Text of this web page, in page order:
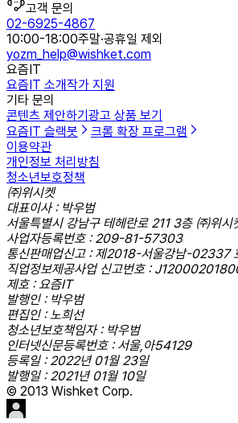
고객 문의
02-6925-4867
10:00-18:00주말·공휴일 제외
yozm_help@wishket.com
요즘IT
요즘IT 소개작가 지원
기타 문의
콘텐츠 제안하기 광고 상품 보기
요즘IT 슬랙봇
크롬 확장 프로그램
이용약관
개인정보 처리방침
청소년보호정책
㈜위시켓
대표이사 : 박우범
서울특별시 강남구 테헤란로 211 3층 ㈜위시
사업자등록번호 : 209-81-57303
통신판매업신고 : 제2018-서울강남-02337
직업정보제공사업 신고번호 :
제호 : 요즘IT
발행인 : 박우범
편집인 : 노희선
청소년보호책임자 : 박우범
인터넷신문등록번호 : 서울,아54129
등록일 : 2022년 01월 23일
발행일 : 2021년 01월 10일
© 2013 Wishket Corp.